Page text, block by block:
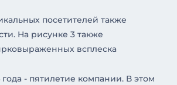
посетителей также
На рисунке 3 также
всплеска
года - пятилетие компании. В этом